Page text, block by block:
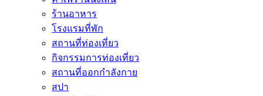
ร้านอาหาร
โรงแรมที่พัก
สถานที่ท่องเที่ยว
กิจกรรมการท่องเที่ยว
สถานที่ออกกำลังกาย
สปา